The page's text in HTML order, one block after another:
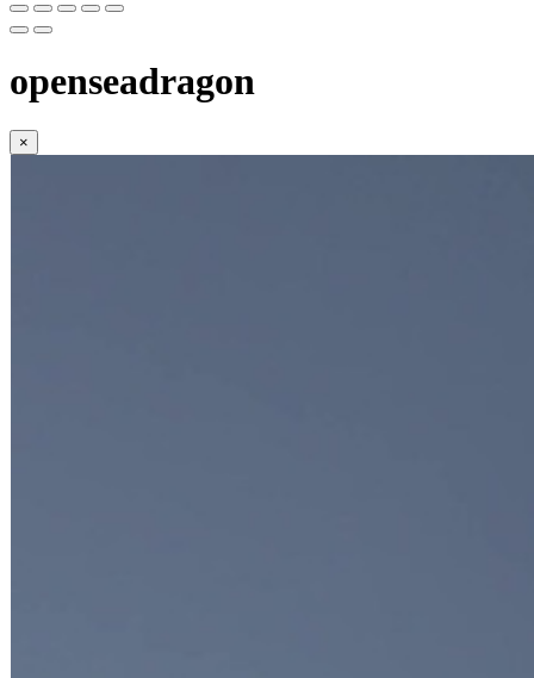
openseadragon
×